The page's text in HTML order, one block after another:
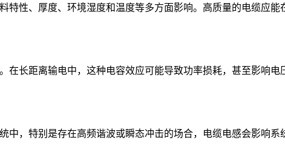
性、厚度、环境湿度和温度等多方面影响。高质量的电缆应能
长距离输电中，这种电容效应可能导致功率损耗，甚至影响电
中，特别是存在高频谐波或瞬态冲击的场合，电缆电感会影响